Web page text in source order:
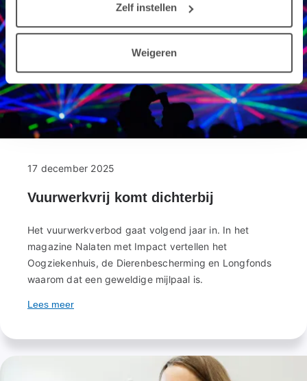
Zelf instellen
Weigeren
17 december 2025
Vuurwerkvrij komt dichterbij
Het vuurwerkverbod gaat volgend jaar in. In het
magazine Nalaten met Impact vertellen het
Oogziekenhuis, de Dierenbescherming en Longfonds
waarom dat een geweldige mijlpaal is.
Lees meer